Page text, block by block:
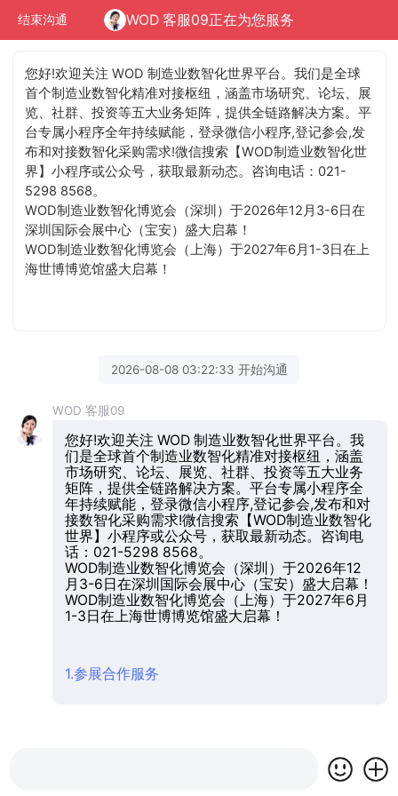
结束沟通 WOD 客服09正在为您服务
您好!欢迎关注 WOD 制造业数智化世界平台。我们是全球
首个制造业数智化精准对接枢纽，涵盖市场研究、论坛、展
览、社群、投资等五大业务矩阵，提供全链路解决方案。平
台专属小程序全年持续赋能，登录微信小程序,登记参会,发
布和对接数智化采购需求!微信搜索【WOD制造业数智化世
界】小程序或公众号，获取最新动态。咨询电话：021-
5298 8568。
WOD制造业数智化博览会（深圳）于2026年12月3-6日在
深圳国际会展中心（宝安）盛大启幕！
WOD制造业数智化博览会（上海）于2027年6月1-3日在上
海世博博览馆盛大启幕！
2026-08-08 03:22:33 开始沟通
WOD 客服09
您好!欢迎关注 WOD 制造业数智化世界平台。我
们是全球首个制造业数智化精准对接枢纽，涵盖
市场研究、论坛、展览、社群、投资等五大业务
矩阵，提供全链路解决方案。平台专属小程序全
年持续赋能，登录微信小程序,登记参会,发布和对
接数智化采购需求!微信搜索【WOD制造业数智化
世界】小程序或公众号，获取最新动态。咨询电
话：021-5298 8568。
WOD制造业数智化博览会（深圳）于2026年12
月3-6日在深圳国际会展中心（宝安）盛大启幕！
WOD制造业数智化博览会（上海）于2027年6月
1-3日在上海世博博览馆盛大启幕！
1.参展合作服务